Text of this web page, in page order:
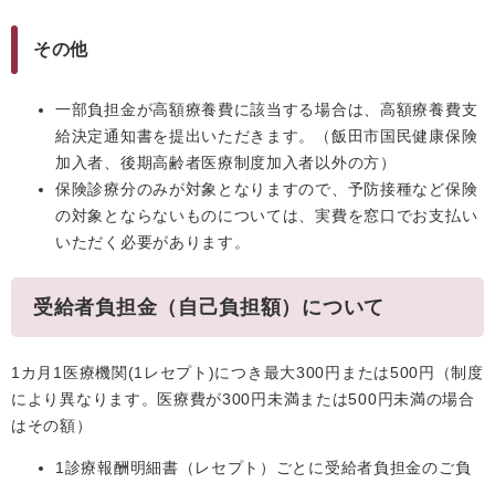
その他
一部負担金が高額療養費に該当する場合は、高額療養費支
給決定通知書を提出いただきます。（飯田市国民健康保険
加入者、後期高齢者医療制度加入者以外の方）
保険診療分のみが対象となりますので、予防接種など保険
の対象とならないものについては、実費を窓口でお支払い
いただく必要があります。
受給者負担金（自己負担額）について
1カ月1医療機関(1レセプト)につき最大300円または500円（制度
により異なります。医療費が300円未満または500円未満の場合
はその額）
1診療報酬明細書（レセプト）ごとに受給者負担金のご負